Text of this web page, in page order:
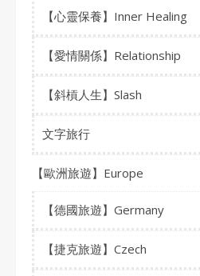
【心靈保養】Inner Healing
【愛情關係】Relationship
【斜槓人生】Slash
文字旅行
【歐洲旅遊】Europe
【德國旅遊】Germany
【捷克旅遊】Czech